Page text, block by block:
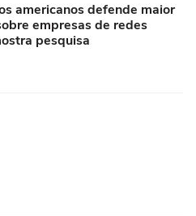
americanos defende maior
empresas de redes
pesquisa